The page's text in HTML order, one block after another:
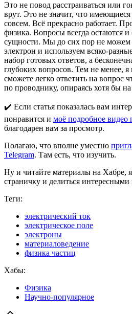
Это не повод расстраиваться или
врут. Это не значит, что
совсем. Всё прекрасно работает.
физика. Вопросы всегда остаются
сущности. Мы до сих пор не можем
электрон и используем всяко-
набор готовых ответов, а
глубоких вопросов. Тем не менее,
сможете легко ответить на вопрос
по проводнику, опираясь хотя бы
✔️ Если статья показалась вам
понравится и моё подробное видео
благодарен вам за просмотр.
Полагаю, что вполне уместно
Telegram. Там есть, что изучить.
Ну и читайте материалы на Хабре, я
страничку и делиться интересными
Теги:
электрический ток
электрическое поле
электроны
материаловедение
физика частиц
Хабы:
Физика
Научно-популярное